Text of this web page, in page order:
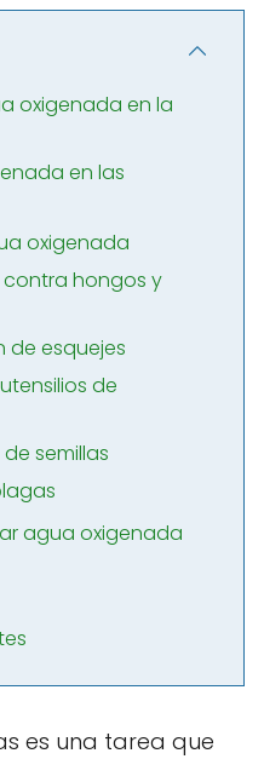
oxigenada en la
en las
oxigenada
hongos y
de esquejes
de
semillas
agua oxigenada
es una tarea que